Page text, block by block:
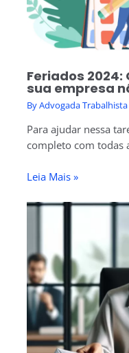
Feriados
sua empresa
ByAdvogada
Para ajudar nessa
completo com todas
Leia Mais »